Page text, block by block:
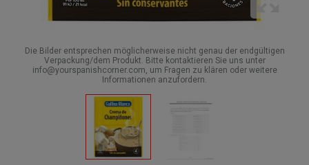
Die Bilder entsprechen möglicherweise nicht genau der endgültigen
Verpackung/dem Produkt. Bitte kontaktieren Sie uns unter
info@yourspanishcorner.com, um Fragen zu klären oder weitere
Informationen anzufordern.